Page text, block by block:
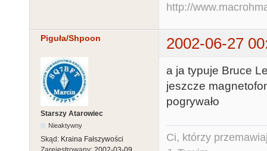
http://
Piguła/Shpoon 2002-06-27
Starszy Atarowiec
Nieaktywny
Skąd: Kraina Fałszywości
a ja typuje Bruce
jeszcze
pogrywało
Ci, którzy